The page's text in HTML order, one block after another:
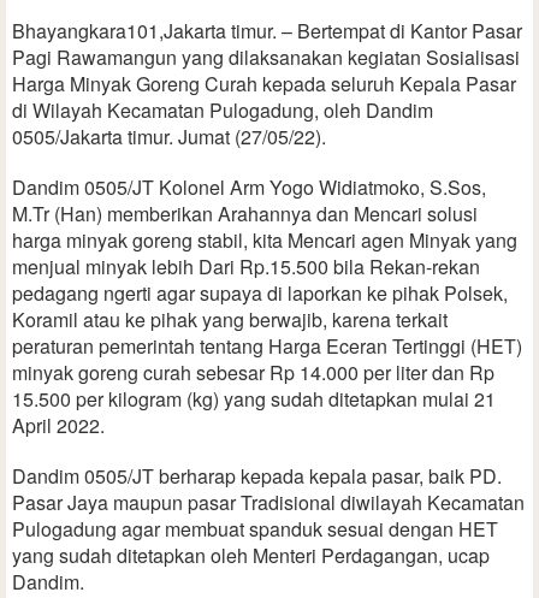
Bhayangkara101,Jakarta timur. – Bertempat di Kantor Pasar
Pagi Rawamangun yang dilaksanakan kegiatan Sosialisasi
Harga Minyak Goreng Curah kepada seluruh Kepala Pasar
di Wilayah Kecamatan Pulogadung, oleh Dandim
0505/Jakarta timur. Jumat (27/05/22).
Dandim 0505/JT Kolonel Arm Yogo Widiatmoko, S.Sos,
M.Tr (Han) memberikan Arahannya dan Mencari solusi
harga minyak goreng stabil, kita Mencari agen Minyak yang
menjual minyak lebih Dari Rp.15.500 bila Rekan-rekan
pedagang ngerti agar supaya di laporkan ke pihak Polsek,
Koramil atau ke pihak yang berwajib, karena terkait
peraturan pemerintah tentang Harga Eceran Tertinggi (HET)
minyak goreng curah sebesar Rp 14.000 per liter dan Rp
15.500 per kilogram (kg) yang sudah ditetapkan mulai 21
April 2022.
Dandim 0505/JT berharap kepada kepala pasar, baik PD.
Pasar Jaya maupun pasar Tradisional diwilayah Kecamatan
Pulogadung agar membuat spanduk sesuai dengan HET
yang sudah ditetapkan oleh Menteri Perdagangan, ucap
Dandim.